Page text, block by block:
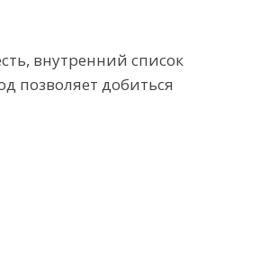
внутренний список
позволяет добиться